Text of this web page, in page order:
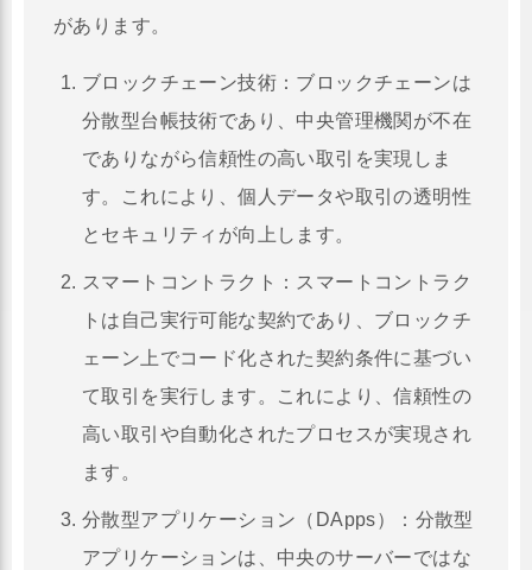
があります。
ブロックチェーン技術：ブロックチェーンは
分散型台帳技術であり、中央管理機関が不在
でありながら信頼性の高い取引を実現しま
す。これにより、個人データや取引の透明性
とセキュリティが向上します。
スマートコントラクト：スマートコントラク
トは自己実行可能な契約であり、ブロックチ
ェーン上でコード化された契約条件に基づい
て取引を実行します。これにより、信頼性の
高い取引や自動化されたプロセスが実現され
ます。
分散型アプリケーション（DApps）：分散型
アプリケーションは、中央のサーバーではな